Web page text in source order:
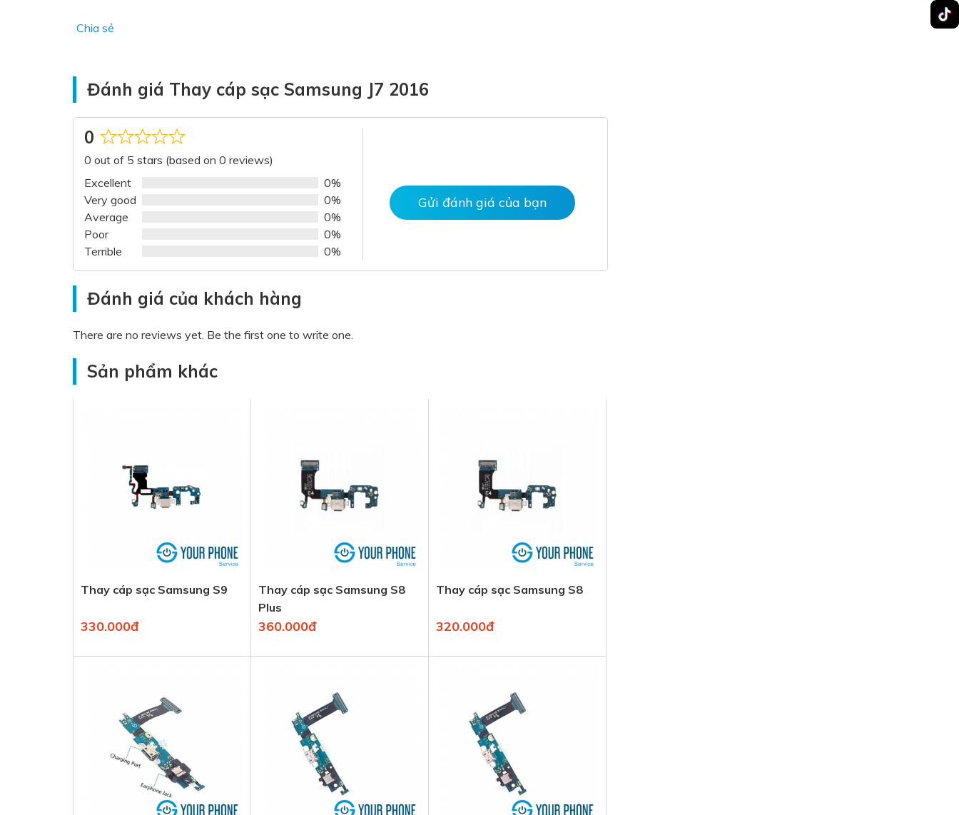
Chia sẻ
Đánh giá Thay cáp sạc Samsung J7 2016
0
Rated
0
out
of
5
0 out of 5 stars (based on 0 reviews)
Excellent
0%
Very good
0%
Average
0%
Poor
0%
Terrible
0%
Gửi đánh giá của bạn
Đánh giá của khách hàng
There are no reviews yet. Be the first one to write one.
Sản phẩm khác
Thay cáp sạc Samsung S9
330.000đ
Thay cáp sạc Samsung S8
Plus
360.000đ
Thay cáp sạc Samsung S8
320.000đ